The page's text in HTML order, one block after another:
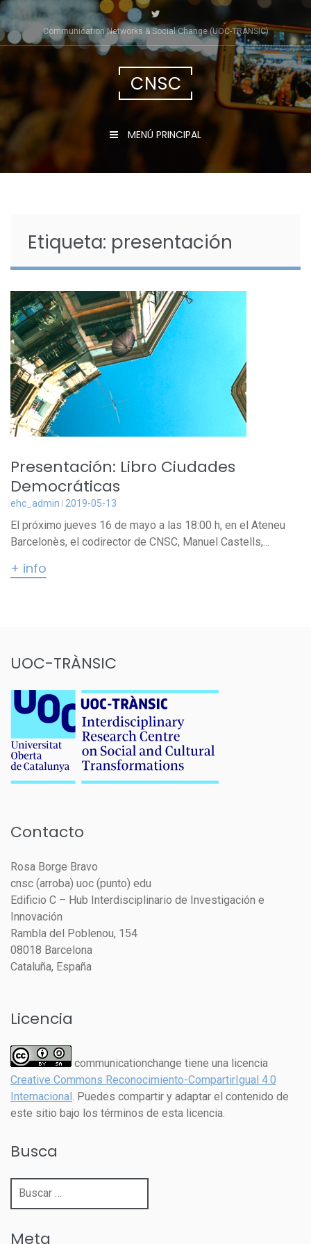
Saltar
al
contenido
Communication Networks & Social Change (UOC-TRÀNSIC)
CNSC
MENÚ PRINCIPAL
Etiqueta: presentación
Presentación: Libro Ciudades
Democráticas
ehc_admin 2019-05-13
El próximo jueves 16 de mayo a las 18:00 h, en el Ateneu
Barcelonès, el codirector de CNSC, Manuel Castells,...
+ info
UOC-TRÀNSIC
Contacto
Rosa Borge Bravo
cnsc (arroba) uoc (punto) edu
Edificio C – Hub Interdisciplinario de Investigación e
Innovación
Rambla del Poblenou, 154
08018 Barcelona
Cataluña, España
Licencia
communicationchange tiene una licencia
Creative Commons Reconocimiento-CompartirIgual 4.0
Internacional. Puedes compartir y adaptar el contenido de
este sitio bajo los términos de esta licencia.
Busca
Buscar:
Meta